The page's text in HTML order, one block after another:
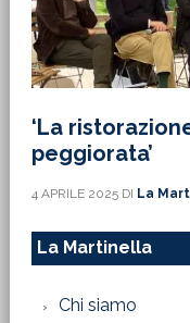
‘La
peggiorata’
4 APRILE 2025DI La
La Martinella
Chi siamo